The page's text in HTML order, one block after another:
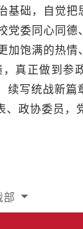
基础，自觉
党委同心同
加饱满的热
真正做到参
写统战新篇
政协委员，